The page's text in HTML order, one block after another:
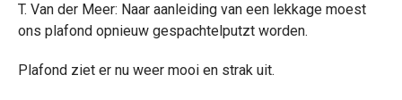
T. Van der Meer: Naar aanleiding van een lekkage moest
ons plafond opnieuw gespachtelputzt worden.
Plafond ziet er nu weer mooi en strak uit.